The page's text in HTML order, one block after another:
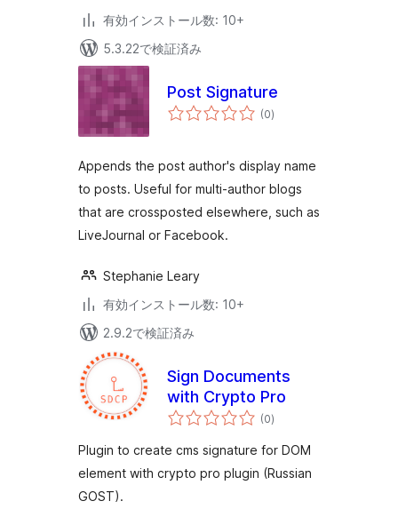
有効インストール数: 10+
5.3.22で検証済み
Post Signature
(0個
の)
Appends the post author's display name
to posts. Useful for multi-author blogs
that are crossposted elsewhere, such as
LiveJournal or Facebook.
Stephanie Leary
有効インストール数: 10+
2.9.2で検証済み
Sign Documents
with Crypto Pro
(0個
の
価
)
Plugin to create cms signature for DOM
element with crypto pro plugin (Russian
GOST).